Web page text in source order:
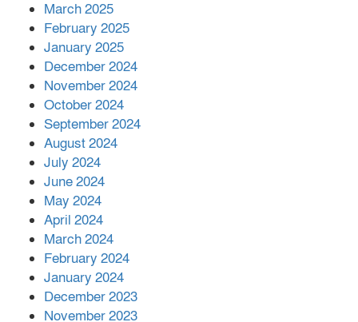
সহায়তা দিলেন সাচিং প্রু জেরী
March 2025
February 2025
January 2025
December 2024
November 2024
October 2024
September 2024
August 2024
July 2024
June 2024
May 2024
April 2024
March 2024
February 2024
January 2024
December 2023
November 2023